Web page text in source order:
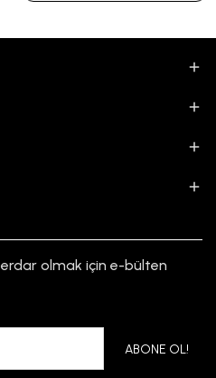
olmak için e-bülten
ABONE OL!